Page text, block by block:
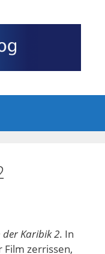
der Karibik 2. In
zerrissen,